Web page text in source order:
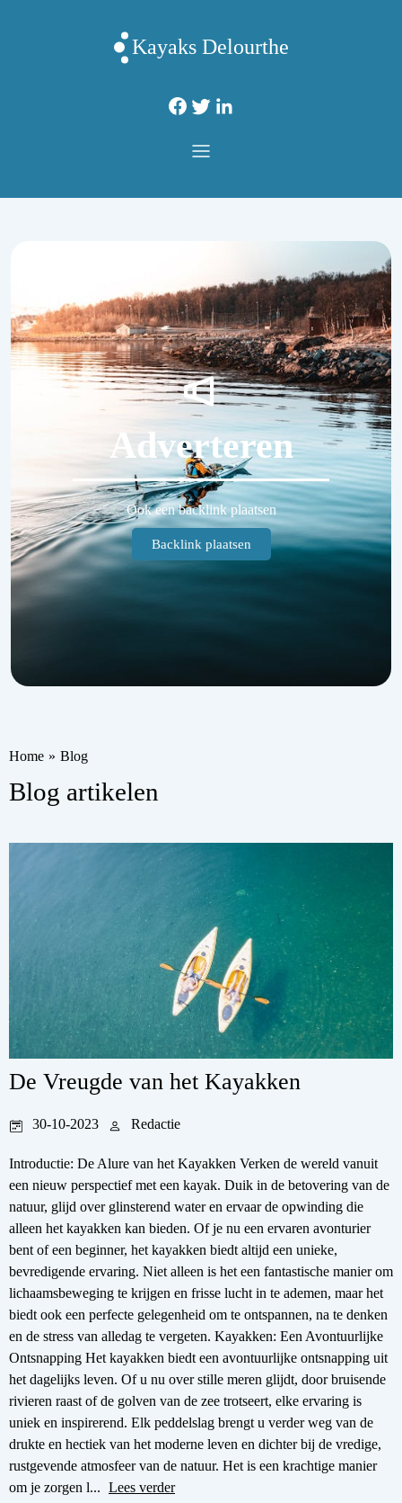
Kayaks Delourthe
Adverteren
Ook een backlink plaatsen
Backlink plaatsen
Home » Blog
Blog artikelen
De Vreugde van het Kayakken
30-10-2023 Redactie
Introductie: De Alure van het Kayakken Verken de wereld vanuit
een nieuw perspectief met een kayak. Duik in de betovering van de
natuur, glijd over glinsterend water en ervaar de opwinding die
alleen het kayakken kan bieden. Of je nu een ervaren avonturier
bent of een beginner, het kayakken biedt altijd een unieke,
bevredigende ervaring. Niet alleen is het een fantastische manier om
lichaamsbeweging te krijgen en frisse lucht in te ademen, maar het
biedt ook een perfecte gelegenheid om te ontspannen, na te denken
en de stress van alledag te vergeten. Kayakken: Een Avontuurlijke
Ontsnapping Het kayakken biedt een avontuurlijke ontsnapping uit
het dagelijks leven. Of u nu over stille meren glijdt, door bruisende
rivieren raast of de golven van de zee trotseert, elke ervaring is
uniek en inspirerend. Elk peddelslag brengt u verder weg van de
drukte en hectiek van het moderne leven en dichter bij de vredige,
rustgevende atmosfeer van de natuur. Het is een krachtige manier
om je zorgen l... Lees verder